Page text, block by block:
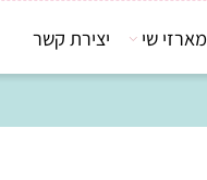
שי יצירת קשר